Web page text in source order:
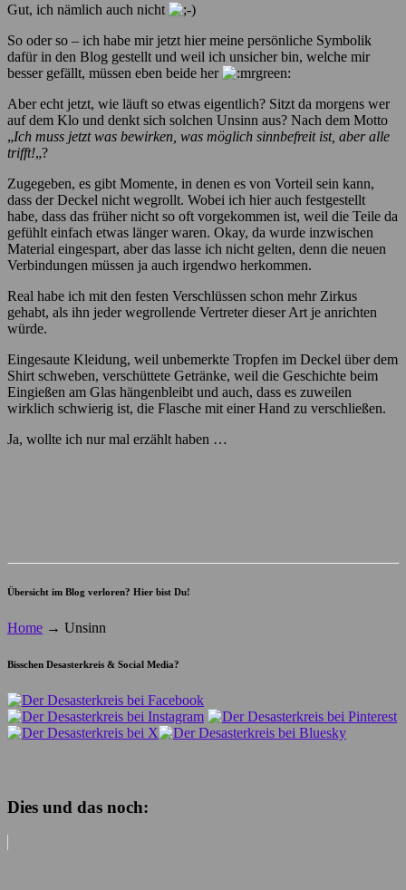
Gut, ich nämlich auch nicht
So oder so – ich habe mir jetzt hier meine persönliche Symbolik
dafür in den Blog gestellt und weil ich unsicher bin, welche mir
besser gefällt, müssen eben beide her
Aber echt jetzt, wie läuft so etwas eigentlich? Sitzt da morgens wer
auf dem Klo und denkt sich solchen Unsinn aus? Nach dem Motto
„Ich muss jetzt was bewirken, was möglich sinnbefreit ist, aber alle
trifft!„?
Zugegeben, es gibt Momente, in denen es von Vorteil sein kann,
dass der Deckel nicht wegrollt. Wobei ich hier auch festgestellt
habe, dass das früher nicht so oft vorgekommen ist, weil die Teile da
gefühlt einfach etwas länger waren. Okay, da wurde inzwischen
Material eingespart, aber das lasse ich nicht gelten, denn die neuen
Verbindungen müssen ja auch irgendwo herkommen.
Real habe ich mit den festen Verschlüssen schon mehr Zirkus
gehabt, als ihn jeder wegrollende Vertreter dieser Art je anrichten
würde.
Eingesaute Kleidung, weil unbemerkte Tropfen im Deckel über dem
Shirt schweben, verschüttete Getränke, weil die Geschichte beim
Eingießen am Glas hängenbleibt und auch, dass es zuweilen
wirklich schwierig ist, die Flasche mit einer Hand zu verschließen.
Ja, wollte ich nur mal erzählt haben …
Übersicht im Blog verloren? Hier bist Du!
Home → Unsinn
Bisschen Desasterkreis & Social Media?
Dies und das noch: